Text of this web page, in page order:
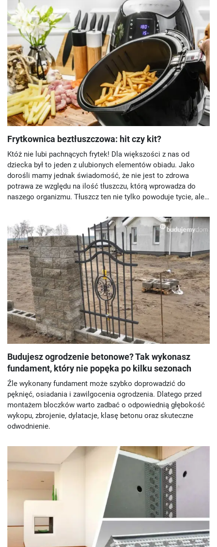
Frytkownica beztłuszczowa: hit czy kit?
Któż nie lubi pachnących frytek! Dla większości z nas od
dziecka był to jeden z ulubionych elementów obiadu. Jako
dorośli mamy jednak świadomość, że nie jest to zdrowa
potrawa ze względu na ilość tłuszczu, którą wprowadza do
naszego organizmu. Tłuszcz ten nie tylko powoduje tycie, ale
chorób. Niedawno pojawiła się alternatywa, dzięki której
można cieszyć się smakiem frytek, ale… bez szkodliwego
tłuszczu. Jak działa frytkownica beztłuszczowa?
Budujesz ogrodzenie betonowe? Tak wykonasz
fundament, który nie popęka po kilku sezonach
Źle wykonany fundament może szybko doprowadzić do
pęknięć, osiadania i zawilgocenia ogrodzenia. Dlatego przed
montażem bloczków warto zadbać o odpowiednią głębokość
wykopu, zbrojenie, dylatacje, klasę betonu oraz skuteczne
odwodnienie.